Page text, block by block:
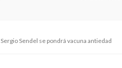
Sergio Sendel se pondrá vacuna antiedad